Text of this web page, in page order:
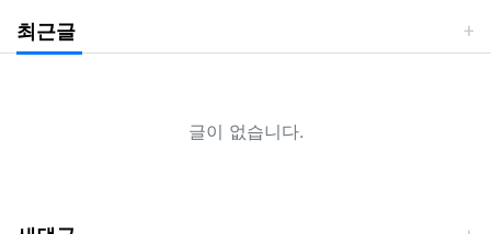
최근글
글이 없습니다.